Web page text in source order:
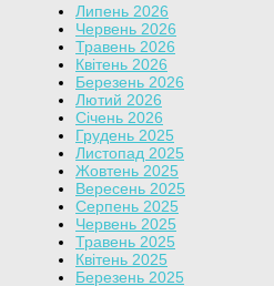
Липень 2026
Червень 2026
Травень 2026
Квітень 2026
Березень 2026
Лютий 2026
Січень 2026
Грудень 2025
Листопад 2025
Жовтень 2025
Вересень 2025
Серпень 2025
Червень 2025
Травень 2025
Квітень 2025
Березень 2025